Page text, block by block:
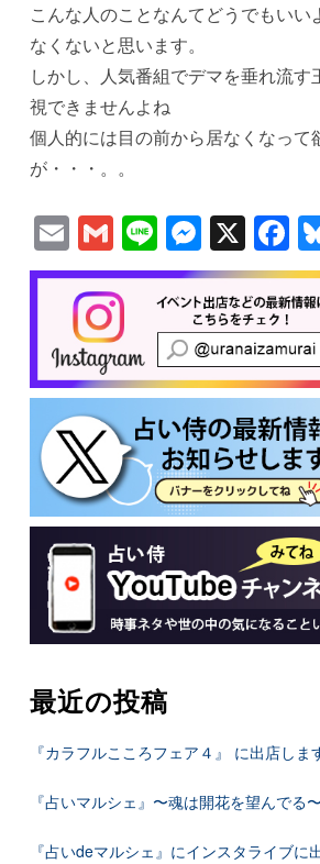
こんな人のことなんてどうでもいい
なくないと思います。
しかし、人気番組でデマを垂れ流す
視できませんよね
個人的には目の前から居なくなって
が・・・。。
EmailGmail
Line X
最近の投稿
『カラフルこころフェア４』 に出店しま
『占いマルシェ』〜魂は開花を望んでる
『占いdeマルシェ』にインスタライブに